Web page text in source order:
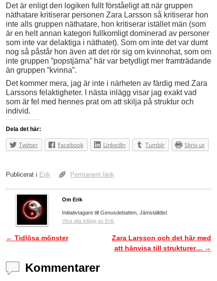
Det är enligt den logiken fullt förståeligt att när gruppen
näthatare kritiserar personen Zara Larsson så kritiserar hon
inte alls gruppen näthatare, hon kritiserar istället män (som
är en helt annan kategori fullkomligt dominerad av personer
som inte var delaktiga i näthatet). Som om inte det var dumt
nog så påstår hon även att det rör sig om kvinnohat, som om
inte gruppen ”popstjärna” här var betydligt mer framträdande
än gruppen ”kvinna”.
Det kommer mera, jag är inte i närheten av färdig med Zara
Larssons felaktigheter. I nästa inlägg visar jag exakt vad
som är fel med hennes prat om att skilja på struktur och
individ.
Dela det här:
Twitter Facebook LinkedIn Tumblr Skriv ut
Publicerat i Erik Permanent länk
Om Erik
Initiativtagare till Genusdebatten, Jämställdist
Visa alla inlägg av Erik
Inläggsnavigering
← Tidlösa mönster
Zara Larsson och det här med
att hänvisa till strukturer… →
Kommentarer